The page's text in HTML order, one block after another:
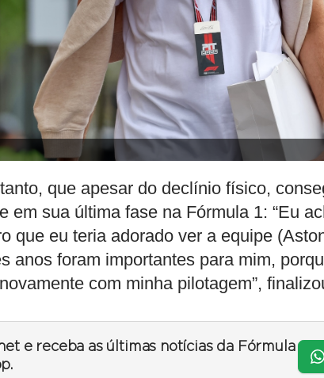
que apesar do declínio físico,
em sua última fase na Fórmula 1: “Eu
que eu teria adorado ver a equipe
anos foram importantes para mim,
com minha pilotagem”,
e receba as últimas notícias da Fórmula